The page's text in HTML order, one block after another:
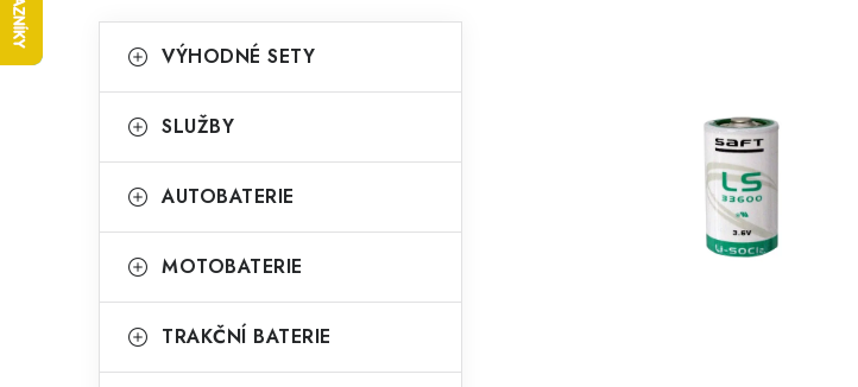
o
t
r
n
n
kategorie
a
e
o
i
VÝHODNÉ SETY
SLUŽBY
AUTOBATERIE
MOTOBATERIE
TRAKČNÍ BATERIE